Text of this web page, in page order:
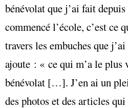
bénévolat que j’ai fait
commencé l’école, c’est ce
travers les embuches que
ajoute : « ce qui m’a le plus
bénévolat […]. J’en ai un
des photos et des articles